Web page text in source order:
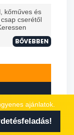
kőműves és
cserétől
BŐVEBBEN
ajánlatok.